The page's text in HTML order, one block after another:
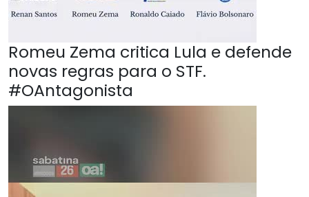
Romeu Zema critica Lula e defende
novas regras para o STF.
#OAntagonista